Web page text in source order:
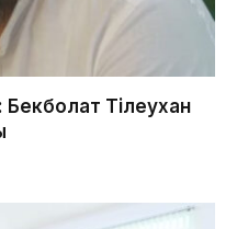
Тілеухан